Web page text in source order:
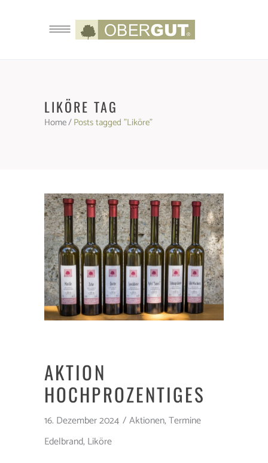
LIKÖRE TAG
Home/Posts tagged "Liköre"
AKTION
HOCHPROZENTIGES
16. Dezember 2024 Aktionen,Termine
Edelbrand,Liköre